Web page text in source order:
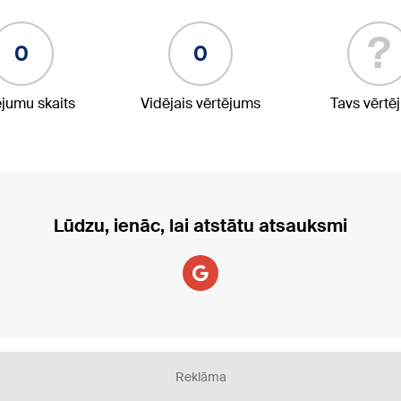
0
skaits
0
Vidējais vērtējums
?
Tavs
Lūdzu, ienāc, lai atstātu atsauksmi
Reklāma